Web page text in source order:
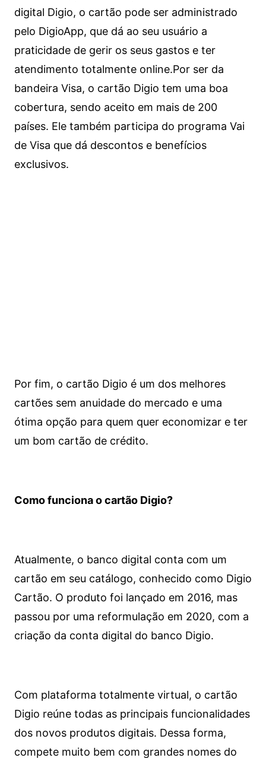
digital Digio, o cartão pode ser administrado
pelo DigioApp, que dá ao seu usuário a
praticidade de gerir os seus gastos e ter
atendimento totalmente online.Por ser da
bandeira Visa, o cartão Digio tem uma boa
cobertura, sendo aceito em mais de 200
países. Ele também participa do programa Vai
de Visa que dá descontos e benefícios
exclusivos.
Por fim, o cartão Digio é um dos melhores
cartões sem anuidade do mercado e uma
ótima opção para quem quer economizar e ter
um bom cartão de crédito.
Como funciona o cartão Digio?
Atualmente, o banco digital conta com um
cartão em seu catálogo, conhecido como Digio
Cartão. O produto foi lançado em 2016, mas
passou por uma reformulação em 2020, com a
criação da conta digital do banco Digio.
Com plataforma totalmente virtual, o cartão
Digio reúne todas as principais funcionalidades
dos novos produtos digitais. Dessa forma,
compete muito bem com grandes nomes do